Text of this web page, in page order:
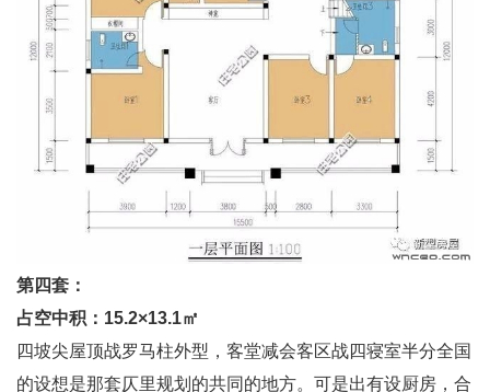
第四套：
占空中积：15.2×13.1㎡
四坡尖屋顶战罗马柱外型，客堂减会客区战四寝室半分全国
的设想是那套仄里规划的共同的地方。可是出有设厨房，合